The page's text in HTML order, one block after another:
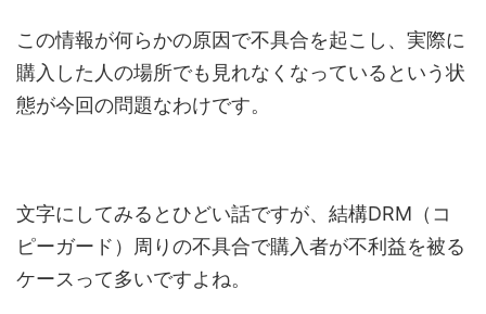
この情報が何らかの原因で不具合を起こし、実際に
購入した人の場所でも見れなくなっているという状
態が今回の問題なわけです。
文字にしてみるとひどい話ですが、結構DRM（コ
ピーガード）周りの不具合で購入者が不利益を被る
ケースって多いですよね。